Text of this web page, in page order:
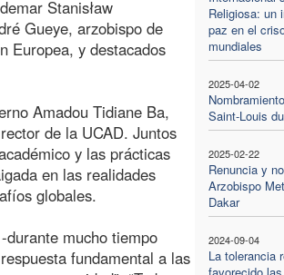
Religiosa: un
paz en el
mundiales
2025-04-02
Saint-Louis
2025-02-22
Renuncia y
Arzobispo
Dakar
2024-09-04
La tolerancia
Stanisław
Gueye, arzobispo de
Europea, y destacados
Amadou Tidiane Ba,
de la UCAD. Juntos
y las prácticas
en las realidades
globales.
mucho tiempo
fundamental a las